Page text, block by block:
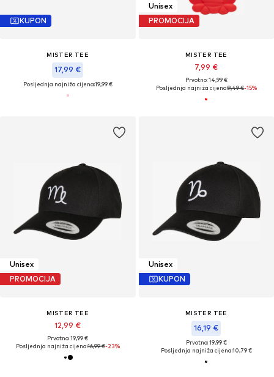
KUPON
MISTER TEE
17,99 €
Posljednja najniža cijena:19,99 €
Unisex
PROMOCIJA
MISTER TEE
7,99 €
Prvotno: 14,99 €
Posljednja najniža cijena:9,49 €-15%
Unisex
PROMOCIJA
MISTER TEE
12,99 €
Prvotno: 19,99 €
Posljednja najniža cijena:16,99 €-23%
Unisex
KUPON
MISTER TEE
16,19 €
Prvotno: 19,99 €
Posljednja najniža cijena:10,79 €